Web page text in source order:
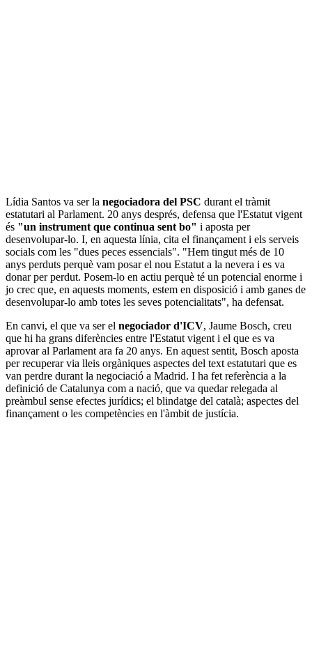
Lídia Santos va ser la negociadora del PSC durant el tràmit
estatutari al Parlament. 20 anys després, defensa que l'Estatut vigent
és "un instrument que continua sent bo" i aposta per
desenvolupar-lo. I, en aquesta línia, cita el finançament i els serveis
socials com les "dues peces essencials". "Hem tingut més de 10
anys perduts perquè vam posar el nou Estatut a la nevera i es va
donar per perdut. Posem-lo en actiu perquè té un potencial enorme i
jo crec que, en aquests moments, estem en disposició i amb ganes de
desenvolupar-lo amb totes les seves potencialitats", ha defensat.
En canvi, el que va ser el negociador d'ICV, Jaume Bosch, creu
que hi ha grans diferències entre l'Estatut vigent i el que es va
aprovar al Parlament ara fa 20 anys. En aquest sentit, Bosch aposta
per recuperar via lleis orgàniques aspectes del text estatutari que es
van perdre durant la negociació a Madrid. I ha fet referència a la
definició de Catalunya com a nació, que va quedar relegada al
preàmbul sense efectes jurídics; el blindatge del català; aspectes del
finançament o les competències en l'àmbit de justícia.